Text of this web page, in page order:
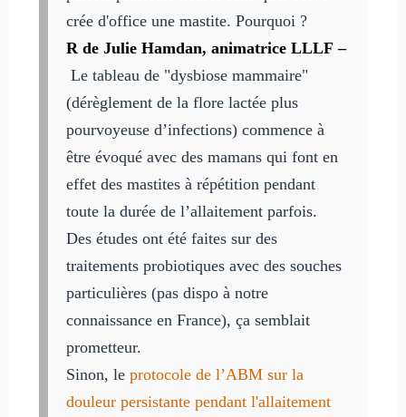
crée d'office une mastite. Pourquoi ?
R de Julie Hamdan, animatrice LLLF –
Le tableau de "dysbiose mammaire"
(dérèglement de la flore lactée plus
pourvoyeuse d’infections) commence à
être évoqué avec des mamans qui font en
effet des mastites à répétition pendant
toute la durée de l’allaitement parfois.
Des études ont été faites sur des
traitements probiotiques avec des souches
particulières (pas dispo à notre
connaissance en France), ça semblait
prometteur.
Sinon, le protocole de l’ABM sur la
douleur persistante pendant l'allaitement